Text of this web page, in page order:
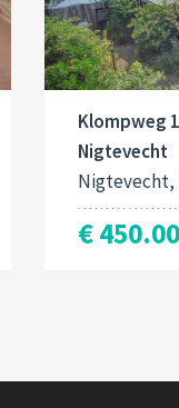
Klompweg
Nigtevecht
€